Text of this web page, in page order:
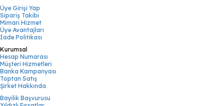
Üye Girişi Yap
Sipariş Takibi
Mimari Hizmet
Üye Avantajları
İade Politikası
Kurumsal
Hesap Numarası
Müşteri Hizmetleri
Banka Kampanyası
Toptan Satış
Şirket Hakkında
Bayilik Başvurusu